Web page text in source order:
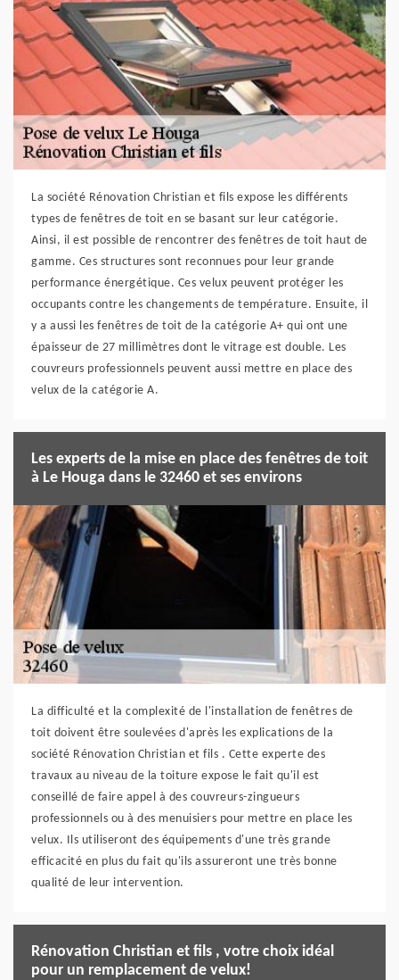
La société Rénovation Christian et fils expose les différents
types de fenêtres de toit en se basant sur leur catégorie.
Ainsi, il est possible de rencontrer des fenêtres de toit haut de
gamme. Ces structures sont reconnues pour leur grande
performance énergétique. Ces velux peuvent protéger les
occupants contre les changements de température. Ensuite, il
y a aussi les fenêtres de toit de la catégorie A+ qui ont une
épaisseur de 27 millimètres dont le vitrage est double. Les
couvreurs professionnels peuvent aussi mettre en place des
velux de la catégorie A.
Les experts de la mise en place des fenêtres de toit
à Le Houga dans le 32460 et ses environs
La difficulté et la complexité de l'installation de fenêtres de
toit doivent être soulevées d'après les explications de la
société Rénovation Christian et fils . Cette experte des
travaux au niveau de la toiture expose le fait qu'il est
conseillé de faire appel à des couvreurs-zingueurs
professionnels ou à des menuisiers pour mettre en place les
velux. Ils utiliseront des équipements d'une très grande
efficacité en plus du fait qu'ils assureront une très bonne
qualité de leur intervention.
Rénovation Christian et fils , votre choix idéal
pour un remplacement de velux!